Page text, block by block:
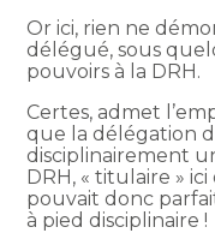
Or ici, rien ne
délégué, sous
pouvoirs à la DRH.
Certes, admet
que la délégation
disciplinairement
DRH, « titulaire »
pouvait donc
à pied disciplinaire !